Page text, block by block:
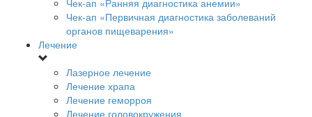
Чек-ап «Ранняя диагностика анемии»
Чек-ап «Первичная диагностика заболеваний
органов пищеварения»
Лечение
Лазерное лечение
Лечение храпа
Лечение геморроя
Лечение головокружения